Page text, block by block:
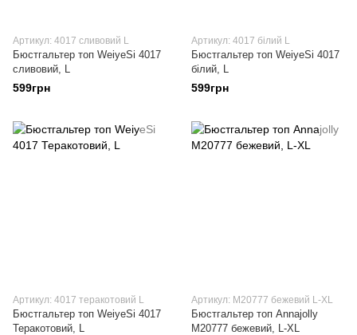
Артикул: 4017 сливовий L
Бюстгальтер топ WeiyeSi 4017
сливовий, L
599грн
Артикул: 4017 білий L
Бюстгальтер топ WeiyeSi 4017
білий, L
599грн
Артикул: 4017 теракотовий L
Бюстгальтер топ WeiyeSi 4017
Теракотовий, L
Артикул: М20777 бежевий L-XL
Бюстгальтер топ Annajolly
М20777 бежевий, L-XL